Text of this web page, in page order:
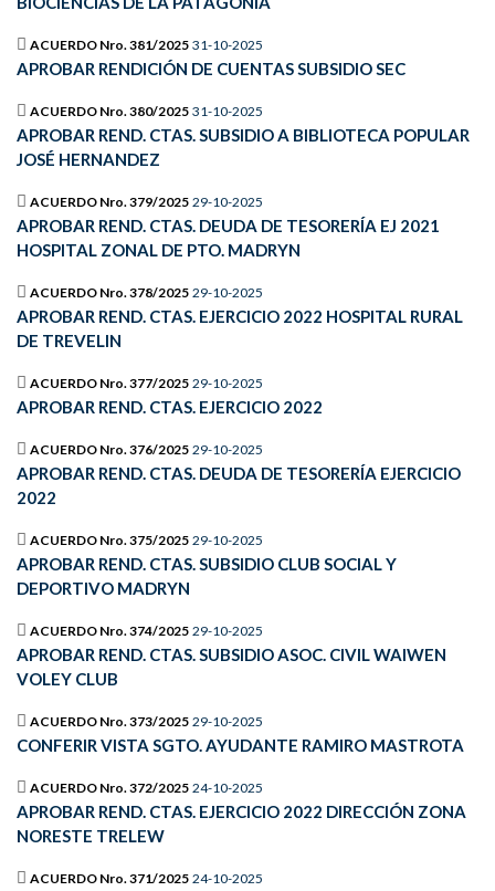
ACUERDO Nro. 381/2025 31-10-2025
APROBAR RENDICIÓN DE CUENTAS SUBSIDIO SEC
ACUERDO Nro. 380/2025 31-10-2025
APROBAR REND. CTAS. SUBSIDIO A BIBLIOTECA POPULAR
JOSÉ HERNANDEZ
ACUERDO Nro. 379/2025 29-10-2025
APROBAR REND. CTAS. DEUDA DE TESORERÍA EJ 2021
HOSPITAL ZONAL DE PTO. MADRYN
ACUERDO Nro. 378/2025 29-10-2025
APROBAR REND. CTAS. EJERCICIO 2022 HOSPITAL RURAL
DE TREVELIN
ACUERDO Nro. 377/2025 29-10-2025
APROBAR REND. CTAS. EJERCICIO 2022
ACUERDO Nro. 376/2025 29-10-2025
APROBAR REND. CTAS. DEUDA DE TESORERÍA EJERCICIO
2022
ACUERDO Nro. 375/2025 29-10-2025
APROBAR REND. CTAS. SUBSIDIO CLUB SOCIAL Y
DEPORTIVO MADRYN
ACUERDO Nro. 374/2025 29-10-2025
APROBAR REND. CTAS. SUBSIDIO ASOC. CIVIL WAIWEN
VOLEY CLUB
ACUERDO Nro. 373/2025 29-10-2025
CONFERIR VISTA SGTO. AYUDANTE RAMIRO MASTROTA
ACUERDO Nro. 372/2025 24-10-2025
APROBAR REND. CTAS. EJERCICIO 2022 DIRECCIÓN ZONA
NORESTE TRELEW
ACUERDO Nro. 371/2025 24-10-2025